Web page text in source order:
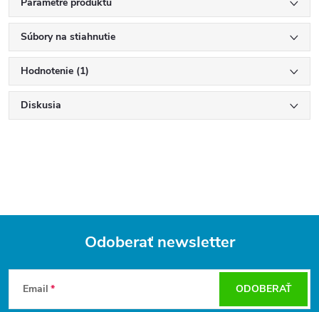
Súbory na stiahnutie
Hodnotenie (1)
Diskusia
Odoberať newsletter
Email ODOBERAŤ